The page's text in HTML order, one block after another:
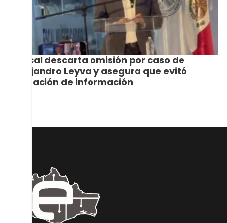
Fiscal descarta omisión por caso de
Alejandro Leyva y asegura que evitó
filtración de información